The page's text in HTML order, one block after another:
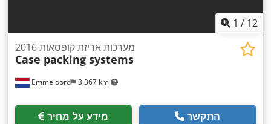
1 / 12
Emmeloord 3,367 km
מערכות אריזת קופסאות 2016
Case packing systems
מידע על מחיר התקשר